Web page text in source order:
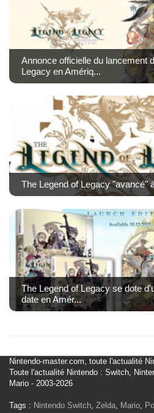
Annonce officielle du lancement
Legacy en Amériq...
The Legend of Legacy "avancé"
The Legend of Legacy se dote
date en Amér...
Nintendo-master.com, toute l'actualité
Toute l'actualité Nintendo : Switch,
Mario - 2003-2026
Tags : Nintendo Switch Zelda Mario